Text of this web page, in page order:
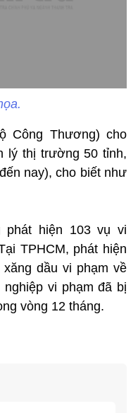
Công Thương) cho
lý thị trường 50 tỉnh,
nay), cho biết như
phát hiện 103 vụ vi
TPHCM, phát hiện
dầu vi phạm về
vi phạm đã bị
vòng 12 tháng.